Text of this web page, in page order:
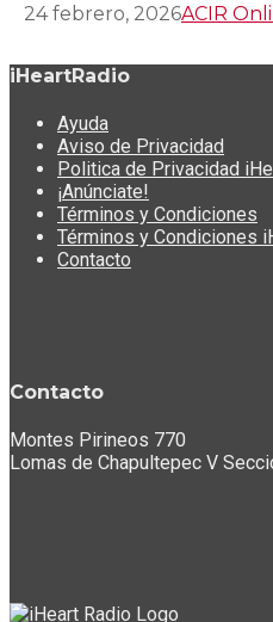
24 febrero, 2026ACIR
iHeartRadio
Ayuda
Aviso de Privacidad
Politica de Privacidad
¡Anúnciate!
Términos y Condiciones
Términos y Condiciones
Contacto
Contacto
Montes Pirineos 770
Lomas de Chapultepec V